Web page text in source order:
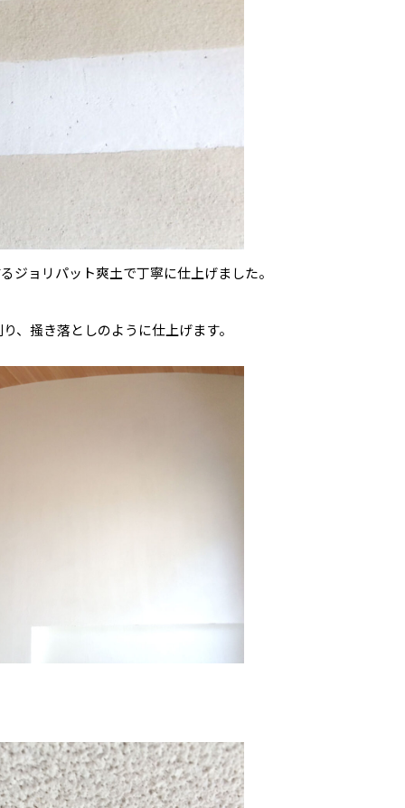
ョリパット爽土で丁寧に仕上げました。
、掻き落としのように仕上げます。